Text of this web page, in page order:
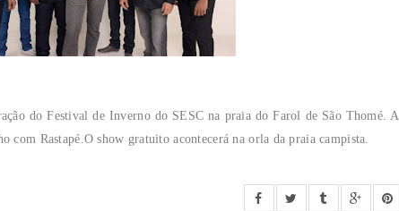
do Festival de Inverno do SESC na praia do Farol de São Thomé. A
com Rastapé.O show gratuito acontecerá na orla da praia campista.